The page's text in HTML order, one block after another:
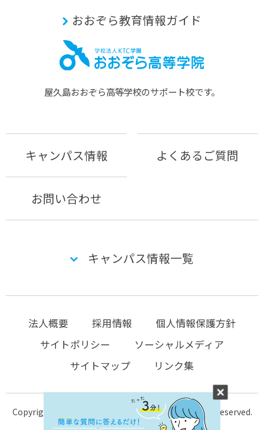
おおぞら教育情報ガイド
屋久島おおぞら⾼等学校のサポート校です。
キャンパス情報 よくあるご質問
お問い合わせ
キャンパス情報一覧
法人概要 採用情報
個人情報保護方針
サイトポリシー
ソーシャルメディア
サイトマップ
リンク集
Copyright © 2004-2026 KTC-school.com All Rights Reserved.